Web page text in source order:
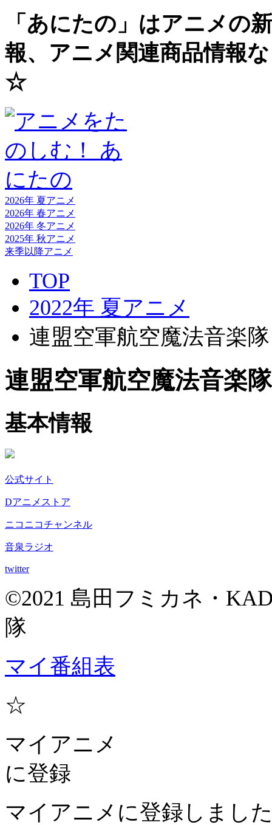
「あにたの」はアニメの
報、アニメ関連商品情報
☆
2026年 夏アニメ
2026年 春アニメ
2026年 冬アニメ
2025年 秋アニメ
来季以降アニメ
TOP
2022年 夏アニメ
連盟空軍航空魔法音楽
連盟空軍航空魔法音楽
基本情報
公式サイト
Dアニメストア
ニコニコチャンネル
音泉ラジオ
twitter
©2021 島田フミカネ・
隊
マイ番組表
☆
マイアニメ
に登録
マイアニメに登録しまし